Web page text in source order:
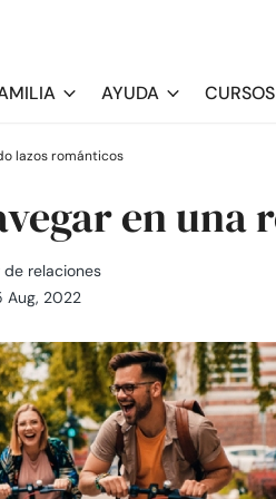
AYUDA CURSOS
lazos románticos
en
de relaciones
Aug, 2022